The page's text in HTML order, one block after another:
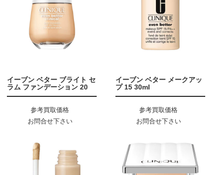
イーブン ベター ブライト セ
ラム ファンデーション 20
参考買取価格
お問合せ下さい
イーブン ベター メークアッ
プ 15 30ml
参考買取価格
お問合せ下さい